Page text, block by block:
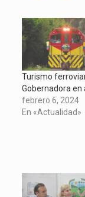
(Se
abre
en
una
ventana
nueva)
(Se
en
Turismo
Gobernadora en
febrero 6, 2024
En «Actualidad»